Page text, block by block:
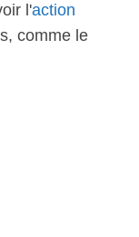
l'action
comme le